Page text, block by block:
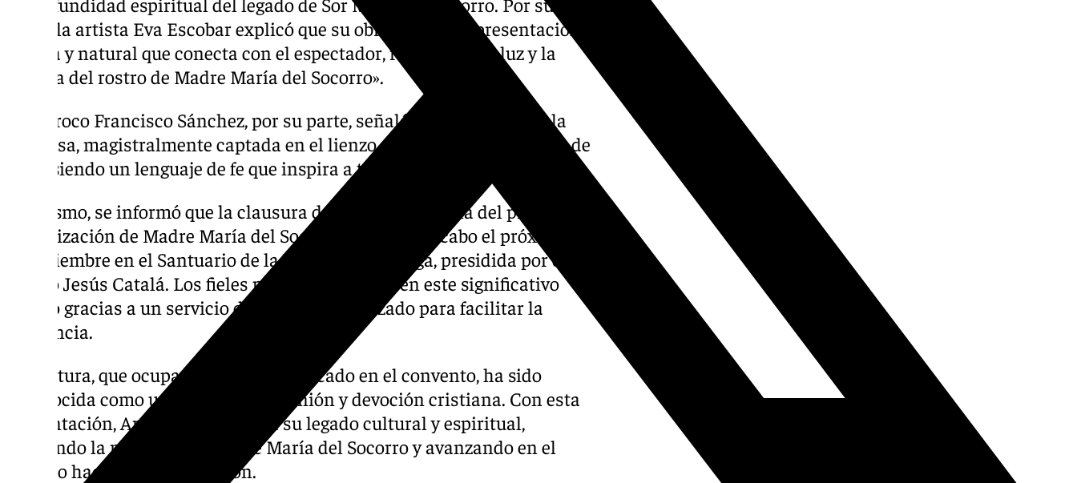
parte, la artista Eva Escobar explicó que su obra es «una representación
serena y natural que conecta con el espectador, resaltando la luz y la
textura del rostro de Madre María del Socorro».
El párroco Francisco Sánchez, por su parte, señaló que la mirada de la
religiosa, magistralmente captada en el lienzo, «refleja la misericordia de
Dios, siendo un lenguaje de fe que inspira a todos los presentes».
Asimismo, se informó que la clausura de la fase diocesana del proceso de
canonización de Madre María del Socorro se llevará a cabo el próximo 14
de diciembre en el Santuario de la Victoria de Málaga, presidida por el
obispo Jesús Catalá. Los fieles podrán participar en este significativo
evento gracias a un servicio de autobús organizado para facilitar la
asistencia.
La pintura, que ocupará un lugar destacado en el convento, ha sido
reconocida como un símbolo de fe, unión y devoción cristiana. Con esta
presentación, Archidona reafirma su legado cultural y espiritual,
honrando la memoria de Madre María del Socorro y avanzando en el
camino hacia su canonización.